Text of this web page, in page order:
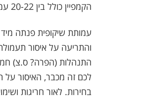
הקמפיין כולל בין 20-22 עמודי פרסום ובהם פניה ישירה (פעמיים- 2 עמודים) של ד"ר עליזה בלוך.
עמותת שיקופית פנתה
והתריעה על איסור
התנהלות (הפרה? ס.צ)
לכם זה מכבר, האיסור על
בחירות. לאור חריגות